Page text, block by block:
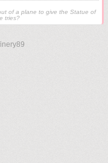
of a plane to give the Statue of
tries?